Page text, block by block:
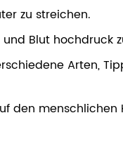
zu streichen.
Blut hochdruck
Arten,
den menschlichen